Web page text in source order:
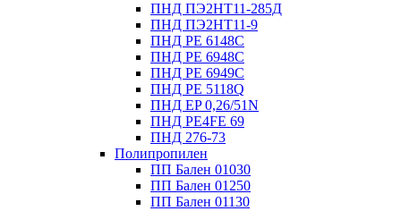
ПНД ПЭ2НТ11-285Д
ПНД ПЭ2НТ11-9
ПНД PE 6148C
ПНД PE 6948C
ПНД PE 6949C
ПНД PE 5118Q
ПНД EP 0,26/51N
ПНД PE4FE 69
ПНД 276-73
Полипропилен
ПП Бален 01030
ПП Бален 01250
ПП Бален 01130